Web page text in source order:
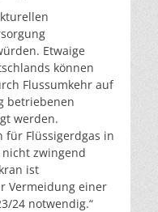
Etwaige
können
Flussumkehr auf
betriebenen
werden.
für Flüssigerdgas in
zwingend
ist
Vermeidung einer
24 notwendig.“